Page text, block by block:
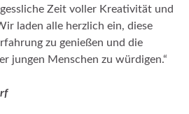
Zeit voller Kreativität und
laden alle herzlich ein, diese
zu genießen und die
jungen Menschen zu würdigen.“